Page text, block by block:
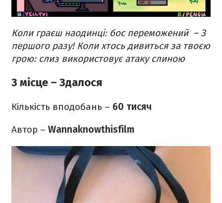
Коли граєш наодинці: бос переможений– З
першого разу!Коли хтось дивиться за твоєю
грою: слиз використовує атаку слиною
3 місце – Здалося
Кількість вподобань – 60 тисяч
Автор – Wannaknowthisfilm